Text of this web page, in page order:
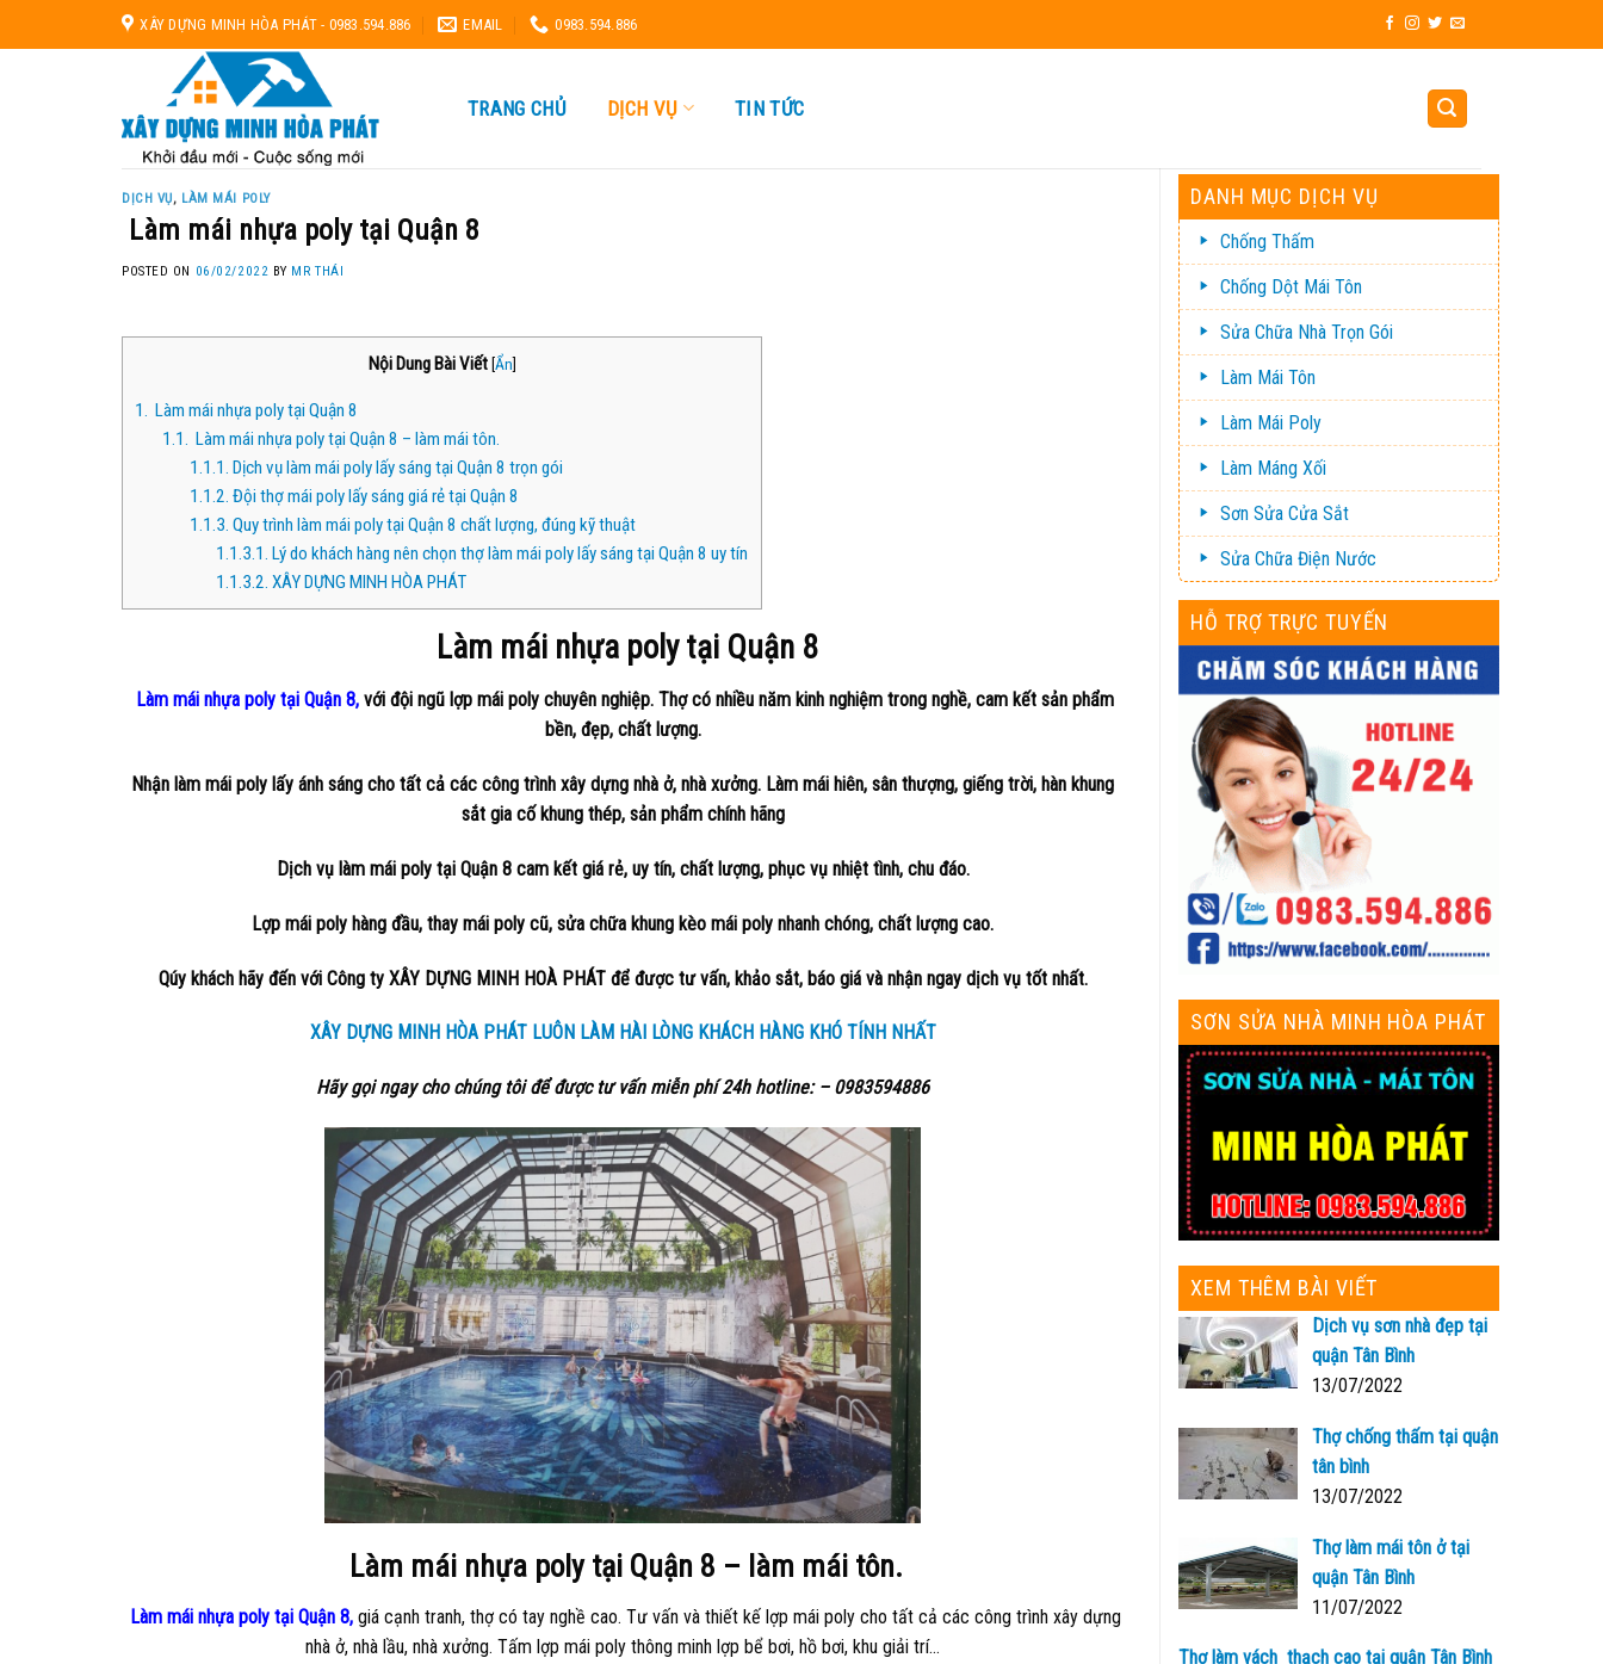
to
XÂY DỰNG MINH HÒA PHÁT - 0983.594.886 EMAIL 0983.594.886
TRANG CHỦ DỊCH VỤ TIN TỨC
DỊCH VỤ, LÀM MÁI POLY
Làm mái nhựa poly tại Quận 8
POSTED ON 06/02/2022 BY MR THÁI
Nội Dung Bài Viết [Ẩn]
1. Làm mái nhựa poly tại Quận 8
1.1. Làm mái nhựa poly tại Quận 8 – làm mái tôn.
1.1.1. Dịch vụ làm mái poly lấy sáng tại Quận 8 trọn gói
1.1.2. Đội thợ mái poly lấy sáng giá rẻ tại Quận 8
1.1.3. Quy trình làm mái poly tại Quận 8 chất lượng, đúng kỹ thuật
1.1.3.1. Lý do khách hàng nên chọn thợ làm mái poly lấy sáng tại Quận 8 uy tín
1.1.3.2. XÂY DỰNG MINH HÒA PHÁT
Làm mái nhựa poly tại Quận 8
Làm mái nhựa poly tại Quận 8, với đội ngũ lợp mái poly chuyên nghiệp. Thợ có nhiều năm kinh nghiệm trong nghề, cam kết sản phẩm
bền, đẹp, chất lượng.
Nhận làm mái poly lấy ánh sáng cho tất cả các công trình xây dựng nhà ở, nhà xưởng. Làm mái hiên, sân thượng, giếng trời, hàn khung
sắt gia cố khung thép, sản phẩm chính hãng
Dịch vụ làm mái poly tại Quận 8 cam kết giá rẻ, uy tín, chất lượng, phục vụ nhiệt tình, chu đáo.
Lợp mái poly hàng đầu, thay mái poly cũ, sửa chữa khung kèo mái poly nhanh chóng, chất lượng cao.
Qúy khách hãy đến với Công ty XÂY DỰNG MINH HOÀ PHÁT để được tư vấn, khảo sắt, báo giá và nhận ngay dịch vụ tốt nhất.
XÂY DỰNG MINH HÒA PHÁT LUÔN LÀM HÀI LÒNG KHÁCH HÀNG KHÓ TÍNH NHẤT
Hãy gọi ngay cho chúng tôi để được tư vấn miễn phí 24h hotline: – 0983594886
Làm mái nhựa poly tại Quận 8 – làm mái tôn.
Làm mái nhựa poly tại Quận 8,giá cạnh tranh, thợ có tay nghề cao. Tư vấn và thiết kế lợp mái poly cho tất cả các công trình xây dựng
nhà ở, nhà lầu, nhà xưởng. Tấm lợp mái poly thông minh lợp bể bơi, hồ bơi, khu giải trí…
DANH MỤC DỊCH VỤ
Chống Thấm
Chống Dột Mái Tôn
Sửa Chữa Nhà Trọn Gói
Làm Mái Tôn
Làm Mái Poly
Làm Máng Xối
Sơn Sửa Cửa Sắt
Sửa Chữa Điện Nước
HỖ TRỢ TRỰC TUYẾN
SƠN SỬA NHÀ MINH HÒA PHÁT
XEM THÊM BÀI VIẾT
Dịch vụ sơn nhà đẹp tại
quận Tân Bình
13/07/2022
Thợ chống thấm tại quận
tân bình
13/07/2022
Thợ làm mái tôn ở tại
quận Tân Bình
11/07/2022
Thợ làm vách thạch cao tại quận Tân Bình